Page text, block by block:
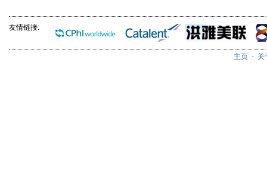
友情链接:
主页 - 关